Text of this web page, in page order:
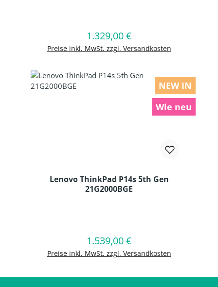
Regulärer Preis:
1.329,00 €
Preise inkl. MwSt. zzgl. Versandkosten
In den Warenkorb
NEW IN
Wie neu
Lenovo ThinkPad P14s 5th Gen
21G2000BGE
Regulärer Preis:
1.539,00 €
Preise inkl. MwSt. zzgl. Versandkosten
In den Warenkorb